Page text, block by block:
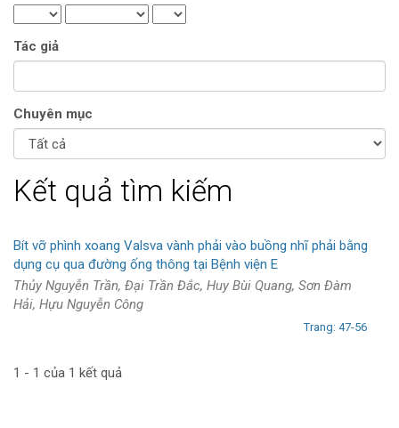
Tác giả
Chuyên mục
Kết quả tìm kiếm
Bít vỡ phình xoang Valsva vành phải vào buồng nhĩ phải bằng
dụng cụ qua đường ống thông tại Bệnh viện E
Thủy Nguyễn Trần, Đại Trần Đắc, Huy Bùi Quang, Sơn Đàm
Hải, Hựu Nguyễn Công
Trang: 47-56
1 - 1 của 1 kết quả